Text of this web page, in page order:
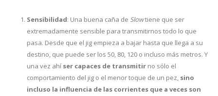
Sensibilidad: Una buena caña de Slowtiene que ser
extremadamente sensible para transmitirnos todo lo que
pasa. Desde que el jig empieza a bajar hasta que llega a su
destino, que puede ser los 50, 80, 120 o incluso más metros. Y
una vez ahí ser capaces de transmitir no sólo el
comportamiento del jig o el menor toque de un pez, sino
incluso la influencia de las corrientes que a veces son